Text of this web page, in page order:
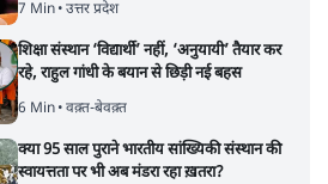
7 Min• उत्तर प्रदेश
शिक्षा संस्थान ‘विद्यार्थी’ नहीं, ‘अनुयायी’ तैयार कर
रहे, राहुल गांधी के बयान से छिड़ी नई बहस
6 Min• वक़्त-बेवक़्त
क्या 95 साल पुराने भारतीय सांख्यिकी संस्थान की
स्वायत्तता पर भी अब मंडरा रहा ख़तरा?